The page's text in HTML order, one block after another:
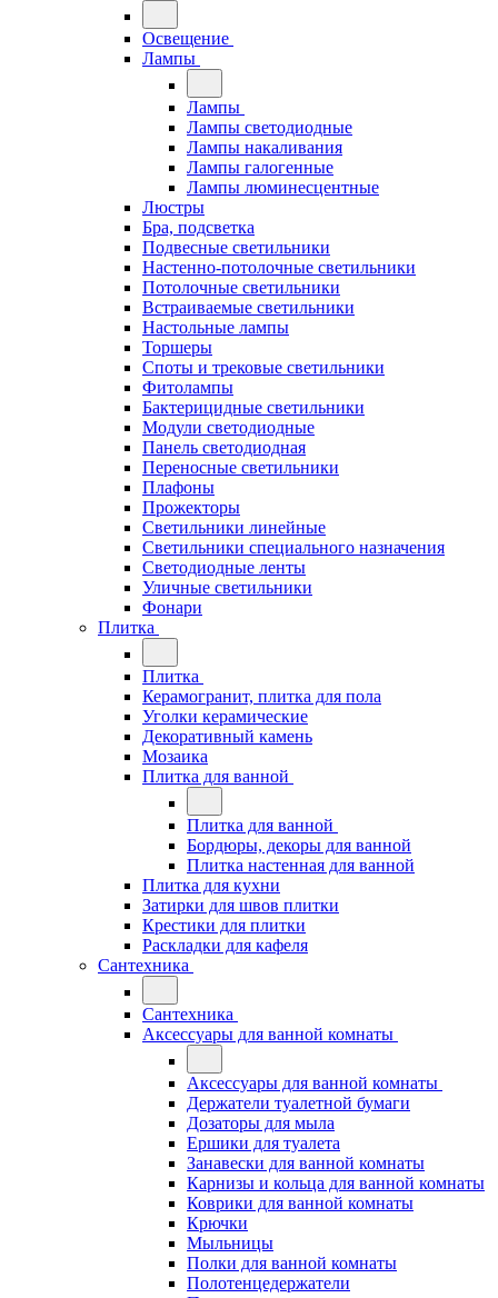
Освещение
Лампы
Лампы
Лампы светодиодные
Лампы накаливания
Лампы галогенные
Лампы люминесцентные
Люстры
Бра, подсветка
Подвесные светильники
Настенно-потолочные светильники
Потолочные светильники
Встраиваемые светильники
Настольные лампы
Торшеры
Споты и трековые светильники
Фитолампы
Бактерицидные светильники
Модули светодиодные
Панель светодиодная
Переносные светильники
Плафоны
Прожекторы
Светильники линейные
Светильники специального назначения
Светодиодные ленты
Уличные светильники
Фонари
Плитка
Плитка
Керамогранит, плитка для пола
Уголки керамические
Декоративный камень
Мозаика
Плитка для ванной
Плитка для ванной
Бордюры, декоры для ванной
Плитка настенная для ванной
Плитка для кухни
Затирки для швов плитки
Крестики для плитки
Раскладки для кафеля
Сантехника
Сантехника
Аксессуары для ванной комнаты
Аксессуары для ванной комнаты
Держатели туалетной бумаги
Дозаторы для мыла
Ершики для туалета
Занавески для ванной комнаты
Карнизы и кольца для ванной комнаты
Коврики для ванной комнаты
Крючки
Мыльницы
Полки для ванной комнаты
Полотенцедержатели